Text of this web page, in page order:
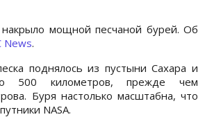
накрыло мощной песчаной бурей. Об
News.
поднялось из пустыни Сахара и
500 километров, прежде чем
Буря настолько масштабна, что
NASA.